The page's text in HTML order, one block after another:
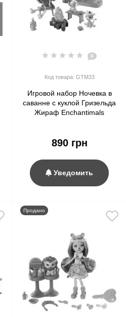
0
Код товара: GTM33
Игровой набор Ночевка в
саванне с куклой Гризельда
Жираф Enchantimals
890 грн
Уведомить
Продано